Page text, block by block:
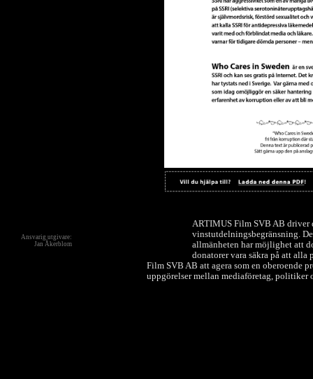
Ansvarig utgivare:
Jan Åkerblom
ARTIMUS Film SVB AB driver
vinstutdelningsbegränsning.
allmänheten har möjlighet att
donatorer vara säkra på att
Film SVB AB att agera som en oberoende
uppgörelser mellan mediaföretag,